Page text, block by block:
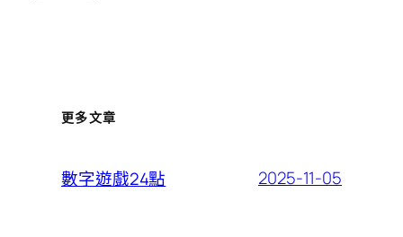
更多文章
數字遊戲24點 2025-11-05